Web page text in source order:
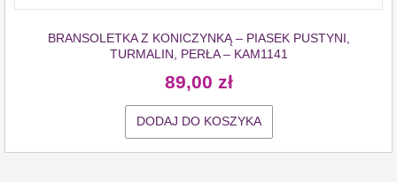
BRANSOLETKA Z KONICZYNKĄ – PIASEK PUSTYNI,
TURMALIN, PERŁA – KAM1141
89,00 zł
DODAJ DO KOSZYKA